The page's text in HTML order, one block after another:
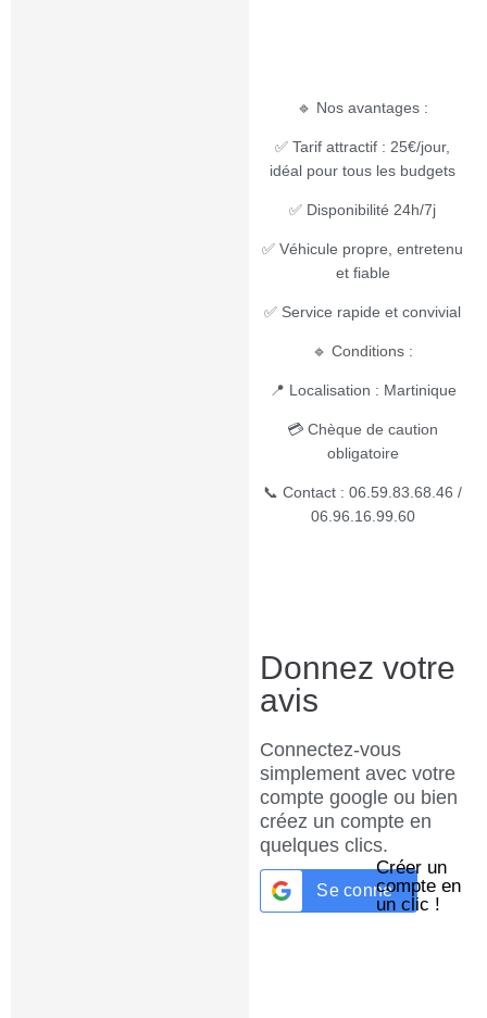
🔹 Nos avantages :
✅ Tarif attractif : 25€/jour,
idéal pour tous les budgets
✅ Disponibilité 24h/7j
✅ Véhicule propre, entretenu
et fiable
✅ Service rapide et convivial
🔹 Conditions :
📍 Localisation : Martinique
💳 Chèque de caution
obligatoire
📞 Contact : 06.59.83.68.46 /
06.96.16.99.60
Donnez votre
avis
Connectez-vous
simplement avec votre
compte google ou bien
créez un compte en
quelques clics.
Se connecter avec
Créer un
compte en
un clic !